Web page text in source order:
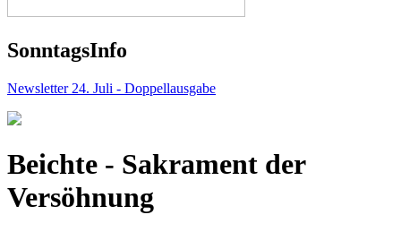
SonntagsInfo
Newsletter 24. Juli - Doppellausgabe
Beichte - Sakrament der
Versöhnung